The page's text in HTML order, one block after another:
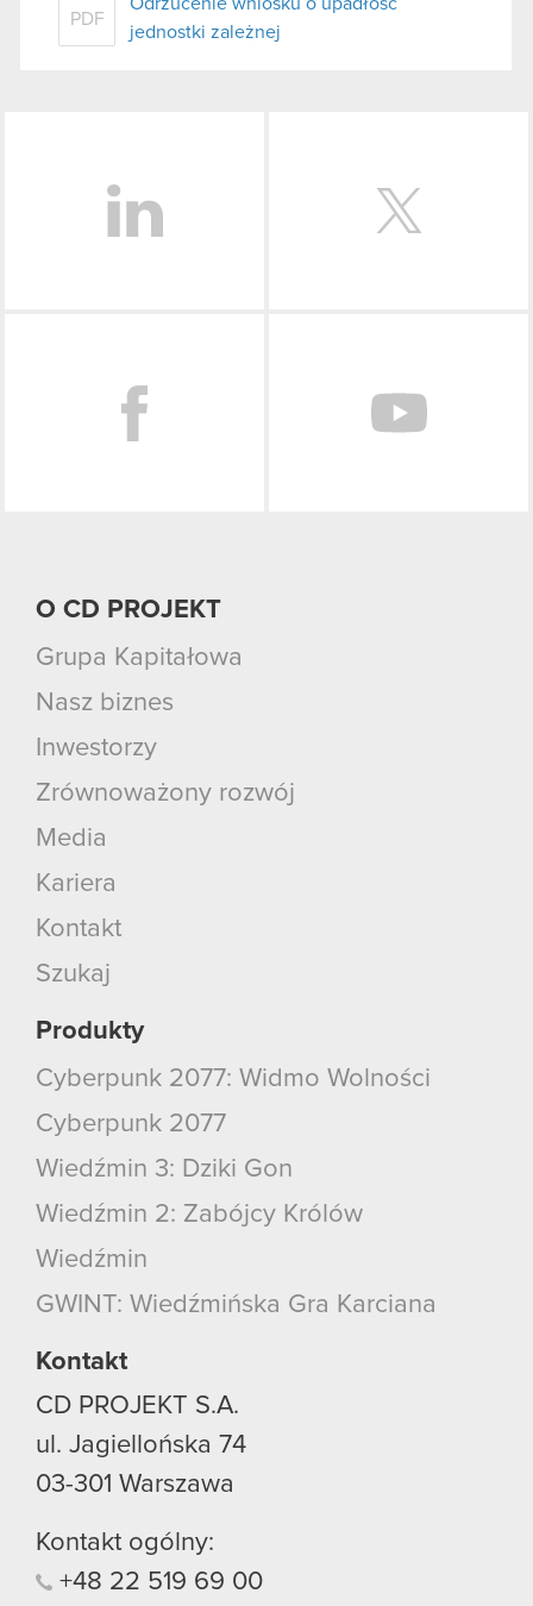
PDF
jednostki zależnej
O CD PROJEKT
Grupa Kapitałowa
Nasz biznes
Inwestorzy
Zrównoważony rozwój
Media
Kariera
Kontakt
Szukaj
Produkty
Cyberpunk 2077: Widmo Wolności
Cyberpunk 2077
Wiedźmin 3: Dziki Gon
Wiedźmin 2: Zabójcy Królów
Wiedźmin
GWINT: Wiedźmińska Gra Karciana
Kontakt
CD PROJEKT S.A.
ul. Jagiellońska 74
03-301 Warszawa
Kontakt ogólny:
+48 22 519 69 00